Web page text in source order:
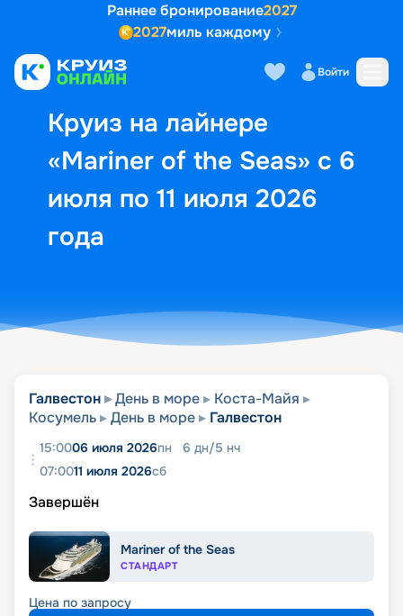
Раннее бронирование2027
2027миль каждому
Войти
Круиз на лайнере
«Mariner of the Seas» с 6
июля по 11 июля 2026
года
Выбор кают Маршрут и
Галвестон День в море
Коста-Майя
Косумель
День в море Галвестон
15:0006 июля 2026пн 6 дн/5 нч
07:0011 июля 2026сб
Завершён
Mariner of the Seas
СТАНДАРТ
Цена по запросу